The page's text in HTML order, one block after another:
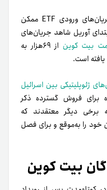
بااین‌حال، ارقام Bybit درباره جریان‌های ورودی ETF ممکن
آوریل شاهد جریان‌های
بیت کوین
از ۶۹هزار به
ژئوپلیتیکی بین اسرائیل
برای فروش گسترده ذکر
دیگر معتقدند که
خود را به‌موقع و برای فصل
بیت کوین